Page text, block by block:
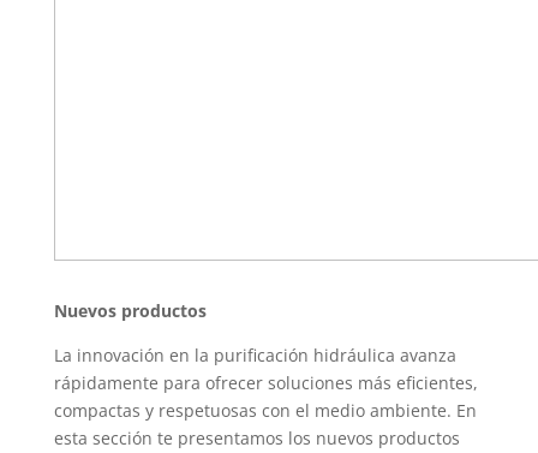
Nuevos productos
La innovación en la purificación hidráulica avanza
rápidamente para ofrecer soluciones más eficientes,
compactas y respetuosas con el medio ambiente. En
esta sección te presentamos los nuevos productos